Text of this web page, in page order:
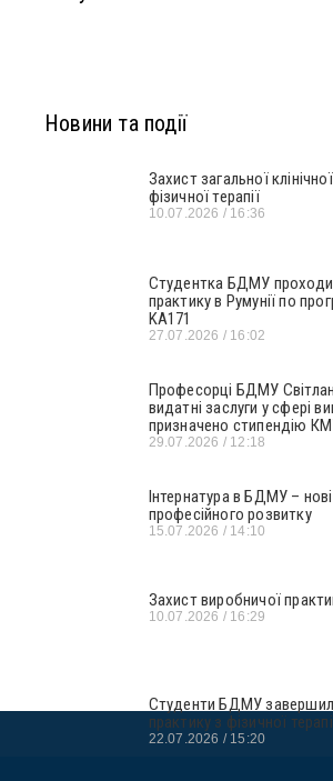
Новини та події
Захист загальної
фізичної терапії
10.07.2026 16:36
Студентка БДМУ
практику в Румунії по
KA171
27.07.2026 16:02
Професорці БДМУ
видатні заслуги у сфері
призначено стипендію
29.07.2026 12:18
Інтернатура в БДМУ –
професійного розвитку
15.07.2026 14:10
Захист виробничої
10.07.2026 16:29
Студенти БДМУ
практику з фізичної
22.07.2026 15:20